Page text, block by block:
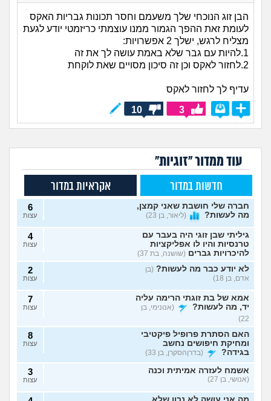
הבן זוג הנוכחי שלך משעמם וחסר תכונות גבריות האקס
לעומת זאת ההפך הגמור ממנו עוצמתי כריזמטי יודע לגעת
מצליח לרגש, ישלך 2 אפשרויות:
1.להיות עם גבר שלא באמת עושה לך את זה
2.לחזור לאקס וכן זה סיכון מסויים שאת לוקחת
עדיף לך לחזור לאקס
3
10
עוד ממדור "זוגיות"
חדשות במדור אקראיות במדור
חברה שלי חושבת שאני קמצן,
מה לעשות?
(ליאור, בן 23)
6
עצות
גיליתי שבן זוגי היה בעבר עם
טרנסיות והיו לו אפליקציות
להיכרויות גברים (שושנה, בת 37)
4
עצות
לא יודע כבר מה לעשות? (בן
אדם, בן 18)
2
עצות
אמא של בת זוגתי הרימה עליה
יד, מה לעשות?
(אנונימי, בן
22)
7
עצות
האם הסתרת פרופיל פיקטיבי
ומחיקת חיפושים נחשב
בגידה?
(בדרןהסקרן, בן 33)
8
עצות
אשמח לעזרה אמיתית וכנה
(אנושי, בן 27)
3
עצות